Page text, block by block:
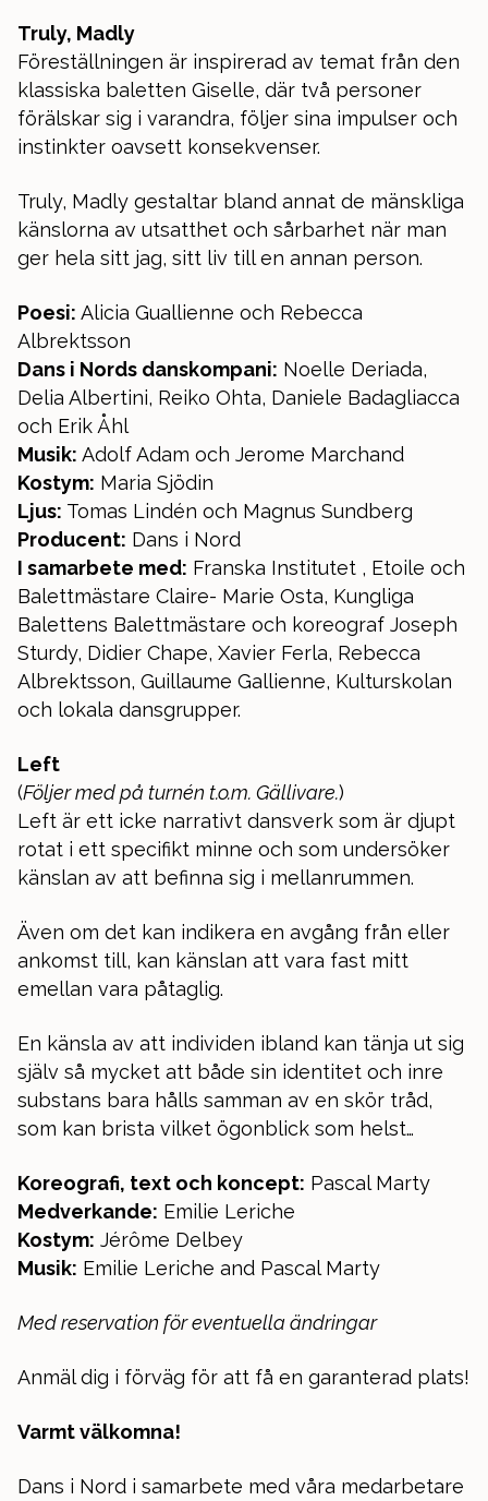
Truly, Madly
Föreställningen är inspirerad av temat från den
klassiska baletten Giselle, där två personer
förälskar sig i varandra, följer sina impulser och
instinkter oavsett konsekvenser.
Truly, Madly gestaltar bland annat de mänskliga
känslorna av utsatthet och sårbarhet när man
ger hela sitt jag, sitt liv till en annan person.
Poesi: Alicia Guallienne och Rebecca
Albrektsson
Dans i Nords danskompani: Noelle Deriada,
Delia Albertini, Reiko Ohta, Daniele Badagliacca
och Erik Åhl
Musik: Adolf Adam och Jerome Marchand
Kostym: Maria Sjödin
Ljus: Tomas Lindén och Magnus Sundberg
Producent: Dans i Nord
I samarbete med: Franska Institutet , Etoile och
Balettmästare Claire- Marie Osta, Kungliga
Balettens Balettmästare och koreograf Joseph
Sturdy, Didier Chape, Xavier Ferla, Rebecca
Albrektsson, Guillaume Gallienne, Kulturskolan
och lokala dansgrupper.
Left
(Följer med på turnén t.o.m. Gällivare.)
Left är ett icke narrativt dansverk som är djupt
rotat i ett specifikt minne och som undersöker
känslan av att befinna sig i mellanrummen.
Även om det kan indikera en avgång från eller
ankomst till, kan känslan att vara fast mitt
emellan vara påtaglig.
En känsla av att individen ibland kan tänja ut sig
själv så mycket att både sin identitet och inre
substans bara hålls samman av en skör tråd,
som kan brista vilket ögonblick som helst…
Koreografi, text och koncept: Pascal Marty
Medverkande: Emilie Leriche
Kostym: Jérôme Delbey
Musik: Emilie Leriche and Pascal Marty
Med reservation för eventuella ändringar
Anmäl dig i förväg för att få en garanterad plats!
Varmt välkomna!
Dans i Nord i samarbete med våra medarbetare